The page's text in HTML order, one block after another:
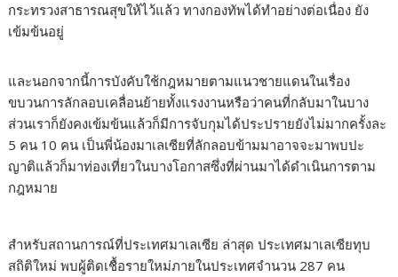
กระทรวงสาธารณสุขให้ไว้แล้ว ทางกองทัพได้ทำอย่างต่อเนื่อง ยัง
เข้มข้นอยู่
และนอกจากนี้การบังคับใช้กฎหมายตามแนวชายแดนในเรื่อง
ขบวนการลักลอบเคลื่อนย้ายทั้งแรงงานหรือว่าคนที่กลับมาในบาง
ส่วนเราก็ยังคงเข้มข้นแล้วก็มีการจับกุมได้ประปรายยังไม่มากครั้งละ
5 คน 10 คน เป็นพี่น้องมาเลเซียที่ลักลอบข้ามมาอาจจะมาพบปะ
ญาติแล้วก็มาท่องเที่ยวในบางโอกาสซึ่งที่ผ่านมาได้ดำเนินการตาม
กฎหมาย
สำหรับสถานการณ์ที่ประเทศมาเลเซีย ล่าสุด ประเทศมาเลเซียทุบ
สถิติใหม่ พบผู้ติดเชื้อรายใหม่ภายในประเทศจำนวน 287 คน